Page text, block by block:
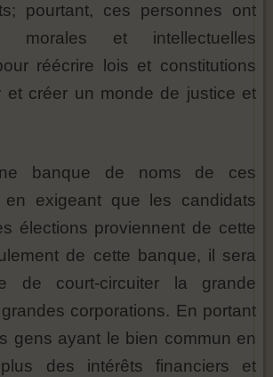
pourtant, ces personnes ont
morales et intellectuelles
réécrire lois et constitutions
et créer un monde de justice et
banque de noms de ces
en exigeant que les candidats
élections proviennent de cette
de cette banque, il sera
de court-circuiter la grande
corporations. En portant
gens ayant le bien commun en
des intérêts financiers et